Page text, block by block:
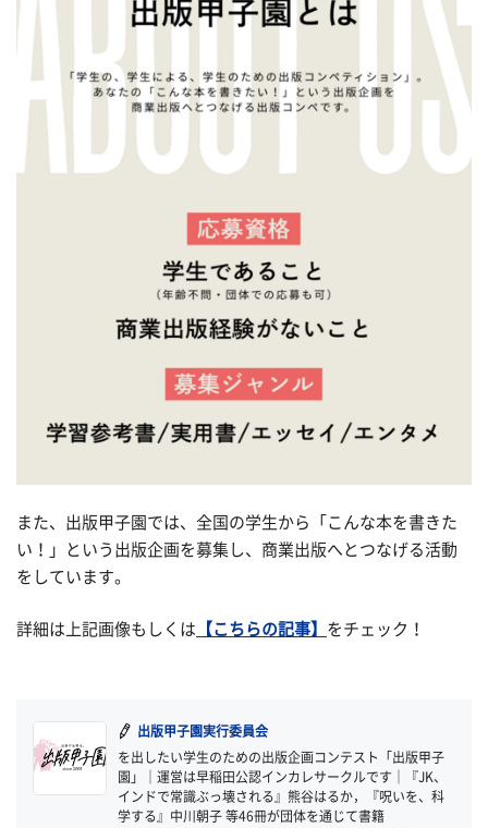
また、出版甲子園では、全国の学生から「こんな本を書きた
い！」という出版企画を募集し、商業出版へとつなげる活動
をしています。
詳細は上記画像もしくは 【こちらの記事】 をチェック！
出版甲子園実行委員会
を出したい学生のための出版企画コンテスト「出版甲子
園」｜運営は早稲田公認インカレサークルです｜『JK、
インドで常識ぶっ壊される』熊谷はるか，『呪いを、科
学する』中川朝子 等46冊が団体を通じて書籍